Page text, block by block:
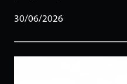
30/06/2026